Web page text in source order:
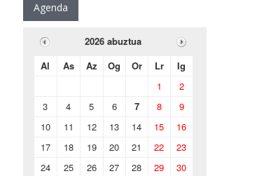
Agenda
2026 abuztua
Al
As Az Og Or Lr
Ig
1
2
3
4 5 6 7 8
9
10
11 12 13 14 15
16
17
18 19 20 21 22
23
24
25 26 27 28 29
30